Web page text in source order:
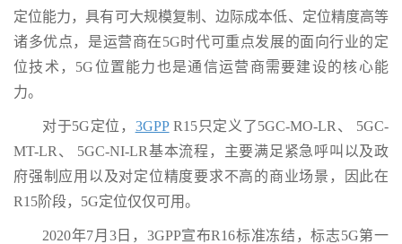
定位能力，具有可大规模复制、边际成本低、定位精度高等
诸多优点，是运营商在5G时代可重点发展的面向行业的定
位技术，5G位置能力也是通信运营商需要建设的核心能
力。
对于5G定位， 3GPPR15只定义了5GC-MO-LR、 5GC-
MT-LR、 5GC-NI-LR基本流程，主要满足紧急呼叫以及政
府强制应用以及对定位精度要求不高的商业场景，因此在
R15阶段，5G定位仅仅可用。
2020年7月3日，3GPP宣布R16标准冻结，标志5G第一